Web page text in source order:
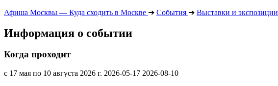
Афиша Москвы — Куда сходить в Москве ➔ События ➔ Выставки и экспозиции
Информация о событии
Когда проходит
с 17 мая по 10 августа 2026 г. 2026-05-17 2026-08-10